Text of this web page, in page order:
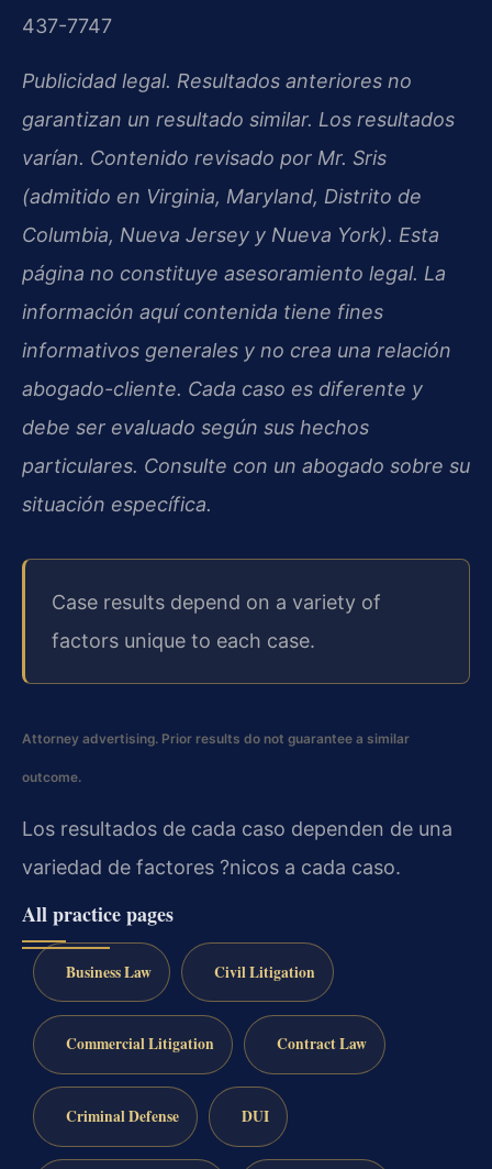
437-7747
Publicidad legal. Resultados anteriores no
garantizan un resultado similar. Los resultados
varían. Contenido revisado por Mr. Sris
(admitido en Virginia, Maryland, Distrito de
Columbia, Nueva Jersey y Nueva York). Esta
página no constituye asesoramiento legal. La
información aquí contenida tiene fines
informativos generales y no crea una relación
abogado-cliente. Cada caso es diferente y
debe ser evaluado según sus hechos
particulares. Consulte con un abogado sobre su
situación específica.
Case results depend on a variety of
factors unique to each case.
Attorney advertising. Prior results do not guarantee a similar
outcome.
Los resultados de cada caso dependen de una
variedad de factores ?nicos a cada caso.
All practice pages
Business Law Civil Litigation
Commercial Litigation Contract Law
Criminal Defense DUI